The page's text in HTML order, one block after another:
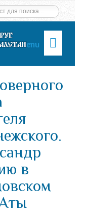
Menu
в